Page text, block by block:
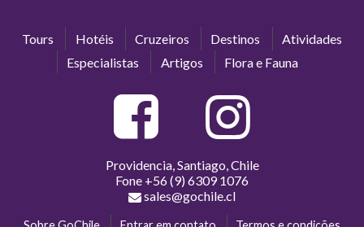
Tours Hotéis Cruzeiros Destinos
Atividades
Especialistas
Artigos Flora e Fauna
Providencia, Santiago, Chile
Fone +56 (9) 6309 1076
sales@gochile.cl